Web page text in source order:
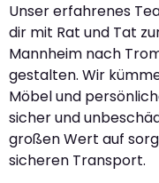
Unser erfahrenes
dir mit Rat und Tat
Mannheim nach
gestalten. Wir
Möbel und
sicher und
großen Wert auf
sicheren Transport.